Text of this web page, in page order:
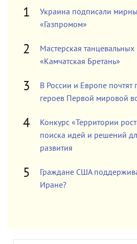
Украина подписали
«Газпромом»
Мастерская танцевальных
«Камчатская Бретань»
В России и Европе почтят
героев Первой мировой
Конкурс «Территории
поиска идей и решений
развития
Граждане США
Иране?